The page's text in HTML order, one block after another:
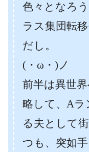
色々となろ
ラス集団転
だし。
(・ω・)ノ
前半は異世
略して、Aラ
る夫として
つも、突如